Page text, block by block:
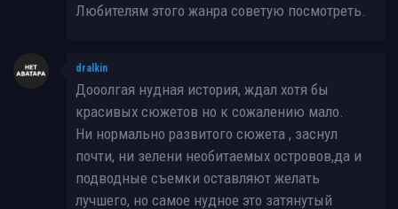
Любителям этого жанра советую посмотреть.
dralkin
Дооолгая нудная история, ждал хотя бы
красивых сюжетов но к сожалению мало.
Ни нормально развитого сюжета , заснул
почти, ни зелени необитаемых островов,да и
подводные съемки оставляют желать
лучшего, но самое нудное это затянутый